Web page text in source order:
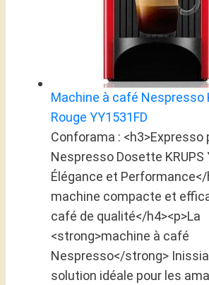
Machine à café Nespresso
Rouge YY1531FD
Conforama : <h3>Expresso
Nespresso Dosette KRUPS
Élégance et Performance</
machine compacte et
café de qualité</h4><p>La
<strong>machine à café
Nespresso</strong>
solution idéale pour les